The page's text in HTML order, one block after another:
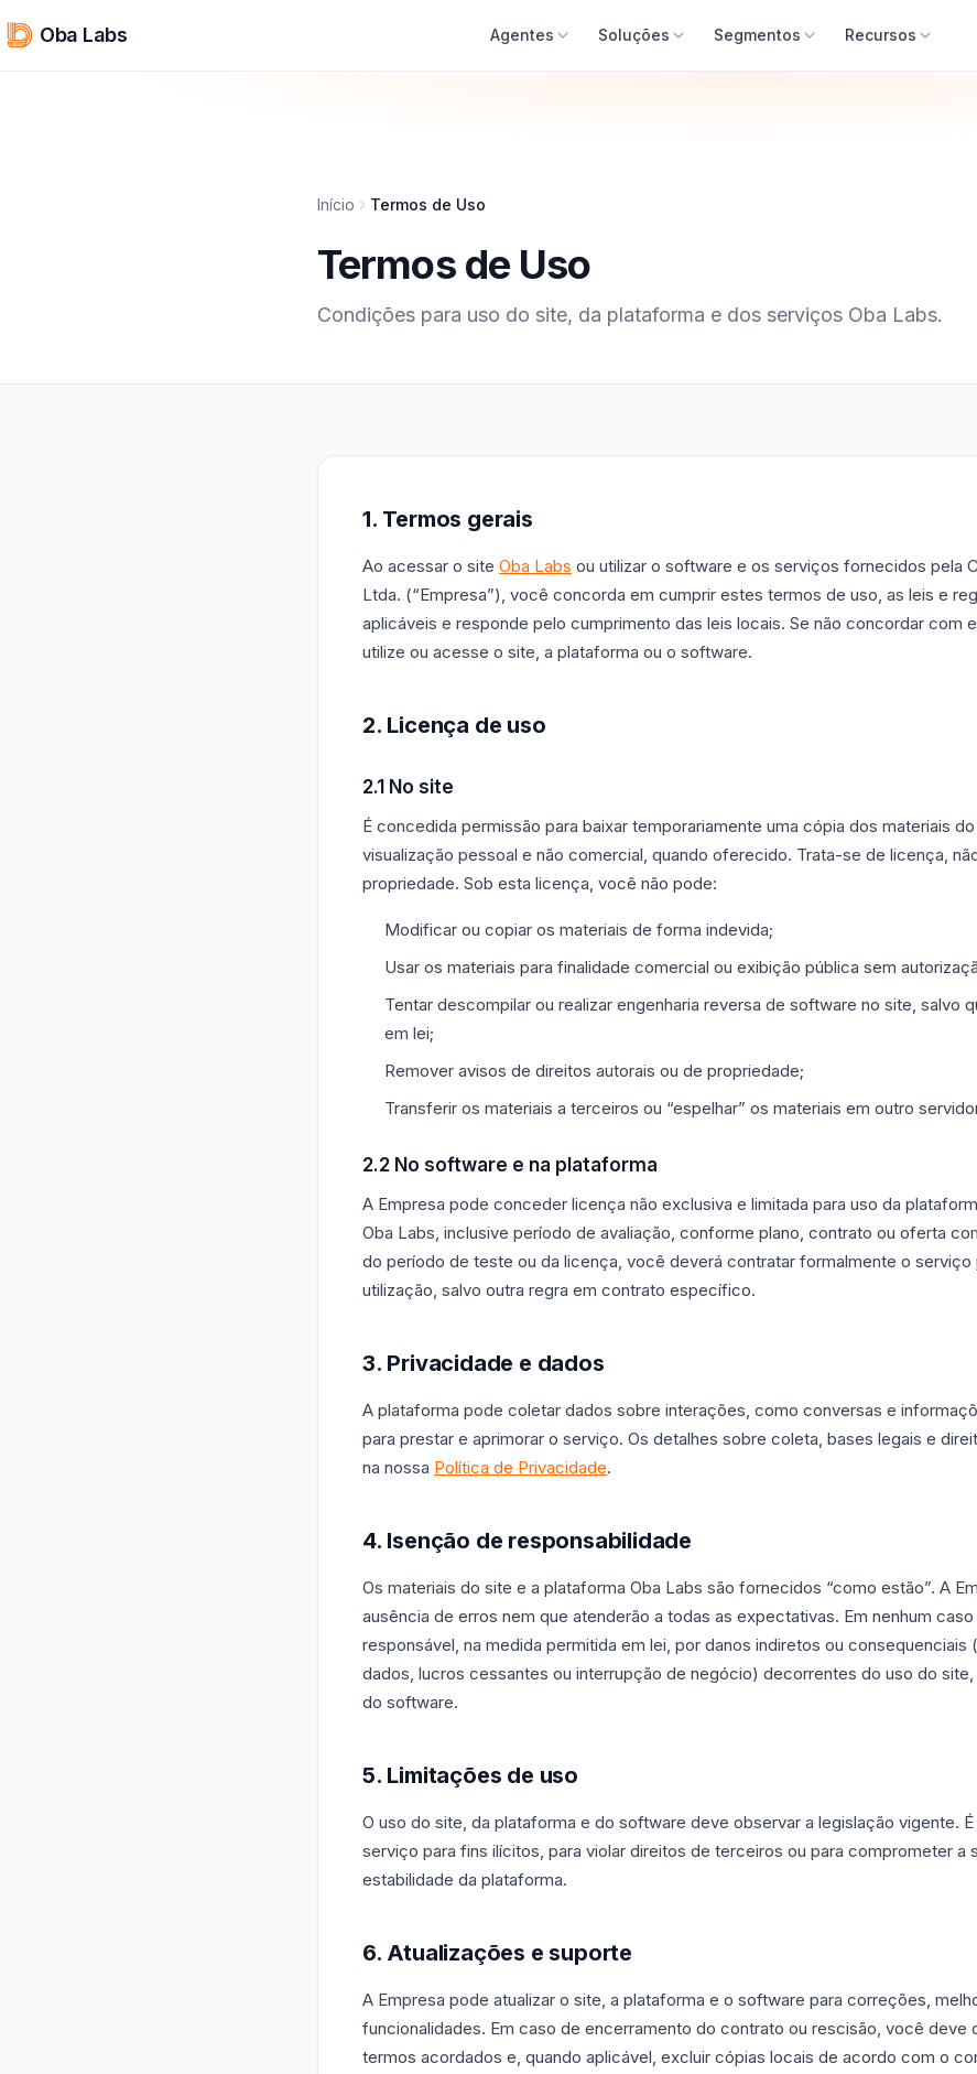
Oba Labs Agentes Soluções Segmentos Recursos
Início Termos de Uso
Termos de Uso
Condições para uso do site, da plataforma e dos serviços Oba Labs.
1. Termos gerais
Ao acessar o site Oba Labs ou utilizar o software e os serviços fornecidos pela
Ltda. (“Empresa”), você concorda em cumprir estes termos de uso, as leis e
aplicáveis e responde pelo cumprimento das leis locais. Se não concordar com
utilize ou acesse o site, a plataforma ou o software.
2. Licença de uso
2.1 No site
É concedida permissão para baixar temporariamente uma cópia dos materiais
visualização pessoal e não comercial, quando oferecido. Trata-se de licença,
propriedade. Sob esta licença, você não pode:
Modificar ou copiar os materiais de forma indevida;
Usar os materiais para finalidade comercial ou exibição pública sem
Tentar descompilar ou realizar engenharia reversa de software no site, salvo
em lei;
Remover avisos de direitos autorais ou de propriedade;
Transferir os materiais a terceiros ou “espelhar” os materiais em outro
2.2 No software e na plataforma
A Empresa pode conceder licença não exclusiva e limitada para uso da
Oba Labs, inclusive período de avaliação, conforme plano, contrato ou oferta
do período de teste ou da licença, você deverá contratar formalmente o serviço
utilização, salvo outra regra em contrato específico.
3. Privacidade e dados
A plataforma pode coletar dados sobre interações, como conversas e
para prestar e aprimorar o serviço. Os detalhes sobre coleta, bases legais e
na nossa Política de Privacidade.
4. Isenção de responsabilidade
Os materiais do site e a plataforma Oba Labs são fornecidos “como estão”. A
ausência de erros nem que atenderão a todas as expectativas. Em nenhum caso
responsável, na medida permitida em lei, por danos indiretos ou consequenciais
dados, lucros cessantes ou interrupção de negócio) decorrentes do uso do site,
do software.
5. Limitações de uso
O uso do site, da plataforma e do software deve observar a legislação vigente.
serviço para fins ilícitos, para violar direitos de terceiros ou para comprometer a
estabilidade da plataforma.
6. Atualizações e suporte
A Empresa pode atualizar o site, a plataforma e o software para correções,
funcionalidades. Em caso de encerramento do contrato ou rescisão, você deve
termos acordados e, quando aplicável, excluir cópias locais de acordo com o